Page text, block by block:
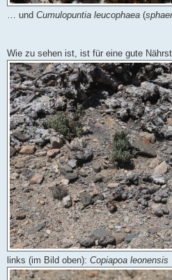
… und Cumulopuntia leucophaea (
Wie zu sehen ist, ist für eine gute
links (im Bild oben): Copiapoa leonensis